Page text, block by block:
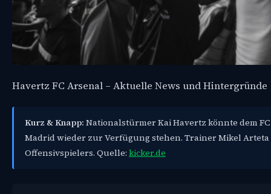
Havertz FC Arsenal – Aktuelle News und Hintergründe
Kurz & Knapp: Nationalstürmer Kai Havertz könnte dem
Madrid wieder zur Verfügung stehen. Trainer Mikel
Offensivspielers. Quelle: kicker.de